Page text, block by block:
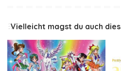
Vielleicht magst du auch dies